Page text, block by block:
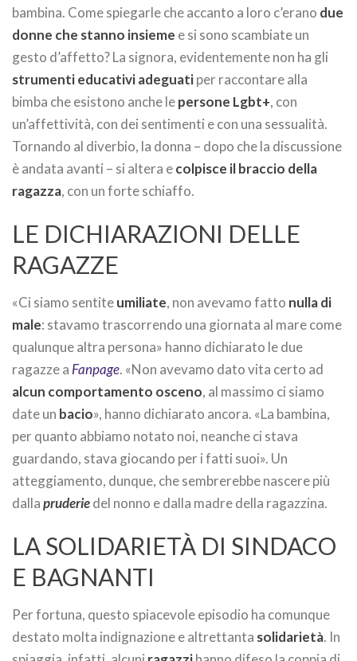
bambina. Come spiegarle che accanto a loro c’erano due
donne che stanno insieme e si sono scambiate un
gesto d’affetto? La signora, evidentemente non ha gli
strumenti educativi adeguatiper raccontare alla
bimba che esistono anche lepersone Lgbt+, con
un’affettività, con dei sentimenti e con una sessualità.
Tornando al diverbio, la donna – dopo che la discussione
è andata avanti – si altera ecolpisce il braccio della
ragazza, con un forte schiaffo.
LE DICHIARAZIONI DELLE
RAGAZZE
«Ci siamo sentiteumiliate, non avevamo fatto nulla di
male: stavamo trascorrendo una giornata al mare come
qualunque altra persona» hanno dichiarato le due
ragazze a Fanpage. «Non avevamo dato vita certo ad
alcun comportamento osceno, al massimo ci siamo
date un bacio», hanno dichiarato ancora. «La bambina,
per quanto abbiamo notato noi, neanche ci stava
guardando, stava giocando per i fatti suoi». Un
atteggiamento, dunque, che sembrerebbe nascere più
dallapruderiedel nonno e dalla madre della ragazzina.
LA SOLIDARIETÀ DI SINDACO
E BAGNANTI
Per fortuna, questo spiacevole episodio ha comunque
destato molta indignazione e altrettanta solidarietà. In